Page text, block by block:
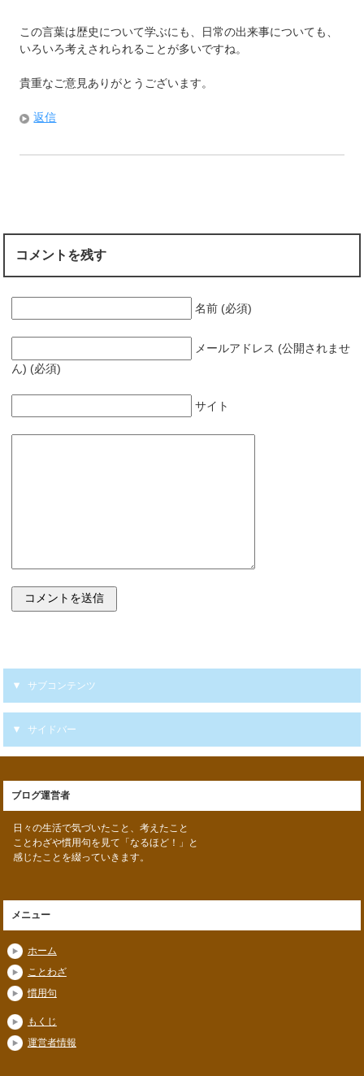
この言葉は歴史について学ぶにも、日常の出来事についても、
いろいろ考えされられることが多いですね。
貴重なご意見ありがとうございます。
返信
コメントを残す
名前 (必須)
メールアドレス (公開されませ
ん) (必須)
サイト
サブコンテンツ
サイドバー
ブログ運営者
日々の生活で気づいたこと、考えたこと
ことわざや慣用句を見て「なるほど！」と
感じたことを綴っていきます。
メニュー
ホーム
ことわざ
慣用句
もくじ
運営者情報